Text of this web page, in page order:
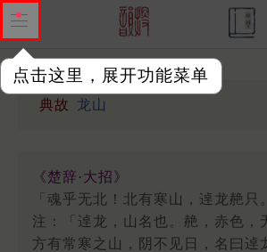
点击这里，展开功能菜单
典故 龙山
《楚辞·大招》
「魂乎无北！北有寒山，逴龙赩只
注：「逴龙，山名也。赩，赤色，
方有常寒之山，阴不见日，名曰逴